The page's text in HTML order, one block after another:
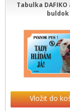
Tabulka
buldok
Vložit do